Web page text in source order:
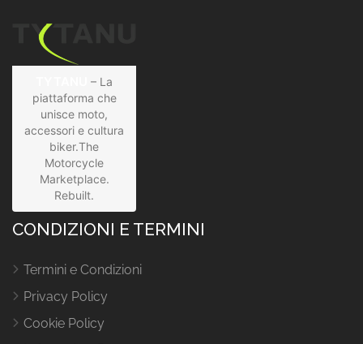
– La
piattaforma che
unisce moto,
accessori e cultura
biker.The
Motorcycle
Marketplace.
Rebuilt.
CONDIZIONI E TERMINI
Termini e Condizioni
Privacy Policy
Cookie Policy